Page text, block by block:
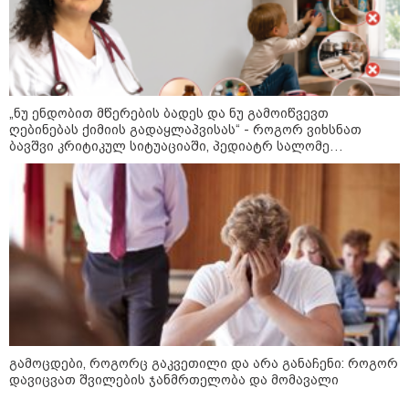
თითქოს ეხვეწება, ცუდად არის"
- 12 წლის წინ გაუჩინარებული
ბიჭის დედა გავრცელებულ
ვიდეოზე პირველ კომენტარს
აკეთებს
კატეგორიის ყველა სიახლე
პაატა ზაქარეიშვილის მწვავე
პასუხი გიორგი ბარამიძის
სკანდალურ განცხადებაზე -
"ყველაფერი დეტალურად ვიცი...
კამანში მოკლული ქართველები მე
გადმოვასვენე... ბარამიძე კი
ტყუის"
აგვისტოს ომში, გორში
რუსული „ისკანდერი“ დღეს კიევის
მთავარ კოშმარად იქცა
„ნუ ენდობით მწერების ბადეს და ნუ გამოიწვევთ
ღებინებას ქიმიის გადაყლაპვისას“ - როგორ ვიხსნათ
ბავშვი კრიტიკულ სიტუაციაში, პედიატრ სალომე
ახვლედიანის რჩევები
გამოცდები, როგორც გაკვეთილი და არა განაჩენი: როგორ
დავიცვათ შვილების ჯანმრთელობა და მომავალი